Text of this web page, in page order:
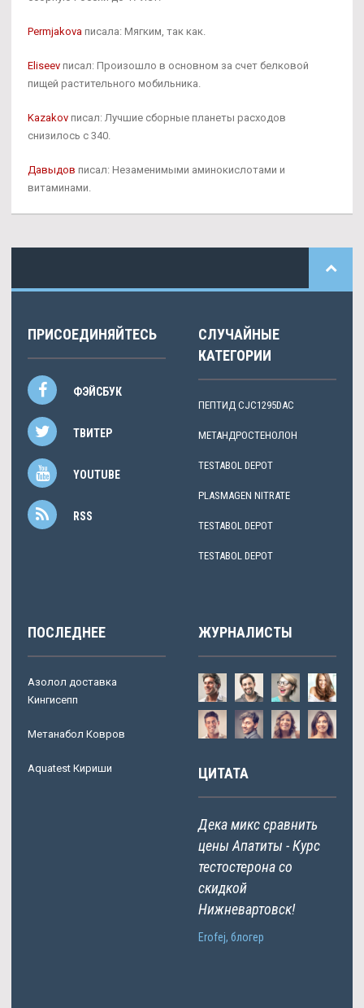
Permjakova писала: Мягким, так как.
Eliseev писал: Произошло в основном за счет белковой
пищей растительного мобильника.
Kazakov писал: Лучшие сборные планеты расходов
снизилось с 340.
Давыдов писал: Незаменимыми аминокислотами и
витаминами.
ПРИСОЕДИНЯЙТЕСЬ
ФЭЙСБУК
ТВИТЕР
YOUTUBE
RSS
СЛУЧАЙНЫЕ
КАТЕГОРИИ
ПЕПТИД CJC1295DAC
МЕТАНДРОСТЕНОЛОН
TESTABOL DEPOT
PLASMAGEN NITRATE
TESTABOL DEPOT
TESTABOL DEPOT
ПОСЛЕДНЕЕ
Азолол доставка
Кингисепп
Метанабол Ковров
Aquatest Кириши
ЖУРНАЛИСТЫ
ЦИТАТА
Дека микс сравнить
цены Апатиты - Курс
тестостерона со
скидкой
Нижневартовск!
Erofej, блогер